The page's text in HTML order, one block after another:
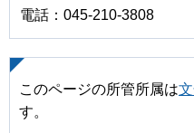
電話：045-210-3808
このページの所管所属は
す。